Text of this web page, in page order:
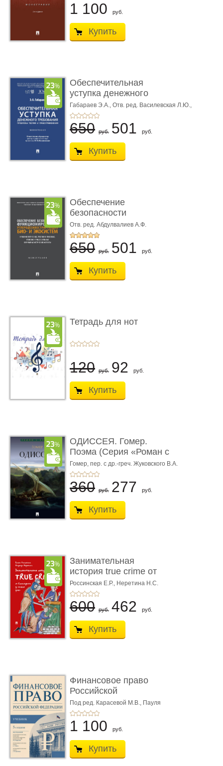
1 100 руб.
Купить
Обеспечительная
уступка денежного
требования ...
Габараев Э.А., Отв. ред. Василевская Л.Ю.,
вступ. сл. Каретина М.Г.
650 руб. 501 руб.
Купить
Обеспечение
безопасности
функционирования уг
...
Отв. ред. Абдулвалиев А.Ф.
650 руб. 501 руб.
Купить
Тетрадь для нот
120 руб. 92 руб.
Купить
ОДИССЕЯ. Гомер.
Поэма (Серия «Роман с
книгой»)
Гомер, пер. с др.-греч. Жуковского В.А.
360 руб. 277 руб.
Купить
Занимательная
история true crime от
Гиппократа до � ...
Россинская Е.Р., Неретина Н.С.
600 руб. 462 руб.
Купить
Финансовое право
Российской
Федерации. 5-е изд�
...
Под ред. Карасевой М.В., Пауля
А.Г., Красюкова А.В.
1 100 руб.
Купить